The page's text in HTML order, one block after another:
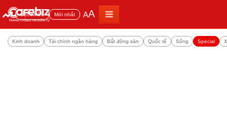
Đọc nhiều Mới nhất AA
Kinh doanh Tài chính ngân hàng Bất động sản Quốc tế Sống Special